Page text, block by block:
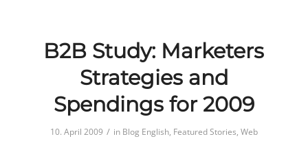
B2B Study: Marketers
Strategies and
Spendings for 2009
10. April 2009 / in Blog English, Featured Stories, Web